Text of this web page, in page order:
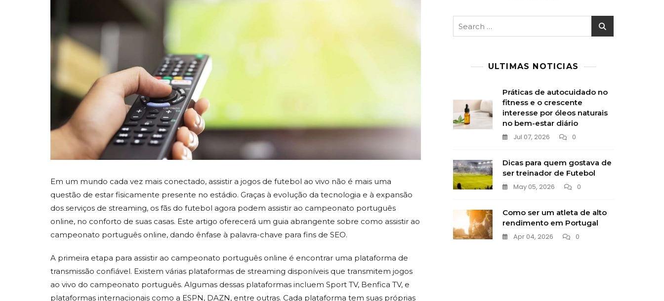
Em um mundo cada vez mais conectado, assistir a jogos de futebol ao vivo não é mais uma
questão de estar fisicamente presente no estádio. Graças à evolução da tecnologia e à expansão
dos serviços de streaming, os fãs do futebol agora podem assistir ao campeonato português
online, no conforto de suas casas. Este artigo oferecerá um guia abrangente sobre como assistir ao
campeonato português online, dando ênfase à palavra-chave para fins de SEO.
A primeira etapa para assistir ao campeonato português online é encontrar uma plataforma de
transmissão confiável. Existem várias plataformas de streaming disponíveis que transmitem jogos
ao vivo do campeonato português. Algumas dessas plataformas incluem Sport TV, Benfica TV, e
plataformas internacionais como a ESPN, DAZN, entre outras. Cada plataforma tem suas próprias
ULTIMAS NOTICIAS
Práticas de autocuidado no
fitness e o crescente
interesse por óleos naturais
no bem-estar diário
Jul 07, 2026
0
Dicas para quem gostava de
ser treinador de Futebol
May 05, 2026
0
Como ser um atleta de alto
rendimento em Portugal
Apr 04, 2026
0